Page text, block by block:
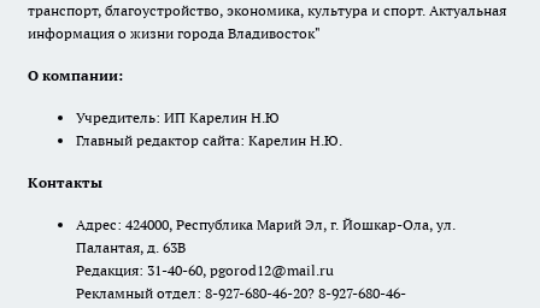
транспорт, благоустройство, экономика, культура и спорт. Актуальная
информация о жизни города Владивосток"
О компании:
Учредитель: ИП Карелин Н.Ю
Главный редактор сайта: Карелин Н.Ю.
Контакты
Адрес: 424000, Республика Марий Эл, г. Йошкар-Ола, ул.
Палантая, д. 63В
Редакция: 31-40-60, pgorod12@mail.ru
Рекламный отдел: 8-927-680-46-20? 8-927-680-46-